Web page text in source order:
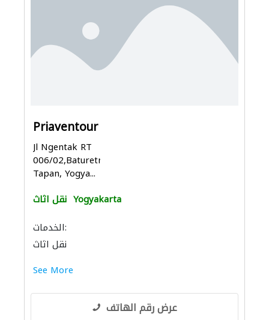
Priaventour
Jl Ngentak RT
006/02,Baturetno,Bangun
Tapan, Yogya...
نقل اثاث Yogyakarta
الخدمات:
نقل اثاث
See More
عرض رقم الهاتف